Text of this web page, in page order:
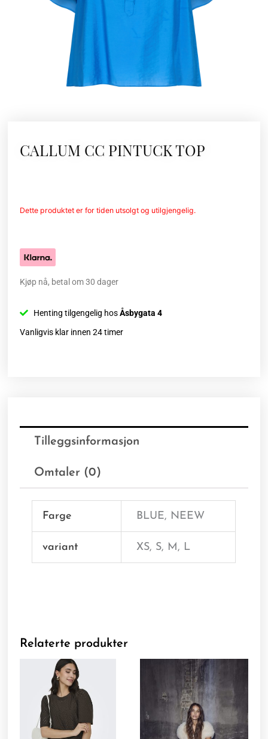
CALLUM CC PINTUCK TOP
Dette produktet er for tiden utsolgt og utilgjengelig.
Kjøp nå, betal om 30 dager
Henting tilgengelig hosÅsbygata 4
Vanligvis klar innen 24 timer
Tilleggsinformasjon
Omtaler (0)
Farge BLUE, NEEW
variant XS, S, M, L
Relaterte produkter